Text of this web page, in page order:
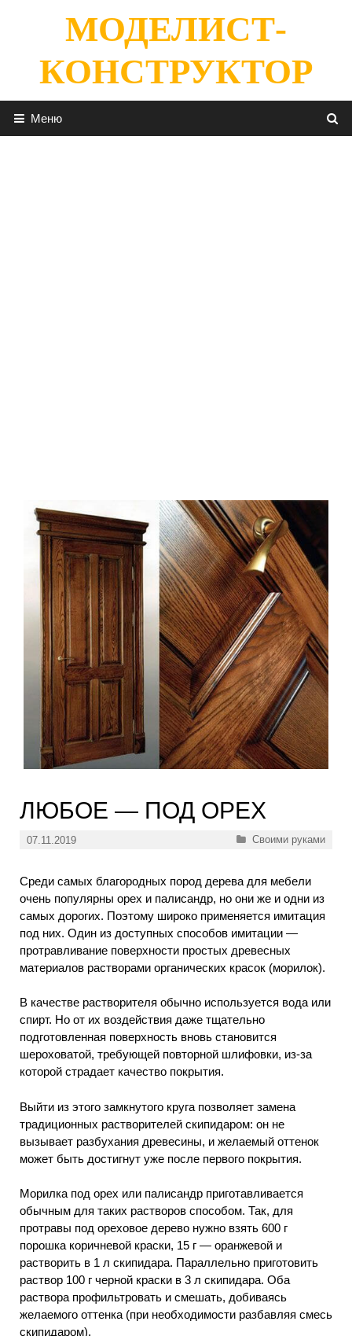
содержимомуМОДЕЛИСТ-
КОНСТРУКТОР
Меню
ЛЮБОЕ — ПОД ОРЕХ
07.11.2019 Рубрики
Своими руками
Среди самых благородных пород дерева для мебели
очень популярны орех и палисандр, но они же и одни из
самых дорогих. Поэтому широко применяется имитация
под них. Один из доступных способов имитации —
протравливание поверхности простых древесных
материалов растворами органических красок (морилок).
В качестве растворителя обычно используется вода или
спирт. Но от их воздействия даже тщательно
подготовленная поверхность вновь становится
шероховатой, требующей повторной шлифовки, из-за
которой страдает качество покрытия.
Выйти из этого замкнутого круга позволяет замена
традиционных растворителей скипидаром: он не
вызывает разбухания древесины, и желаемый оттенок
может быть достигнут уже после первого покрытия.
Морилка под орех или палисандр приготавливается
обычным для таких растворов способом. Так, для
протравы под ореховое дерево нужно взять 600 г
порошка коричневой краски, 15 г — оранжевой и
растворить в 1 л скипидара. Параллельно приготовить
раствор 100 г черной краски в 3 л скипидара. Оба
раствора профильтровать и смешать, добиваясь
желаемого оттенка (при необходимости разбавляя смесь
скипидаром).